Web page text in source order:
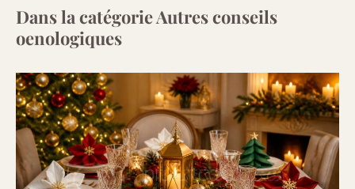
Dans la catégorie Autres conseils
oenologiques